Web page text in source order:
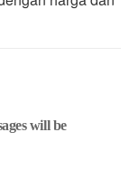
will be